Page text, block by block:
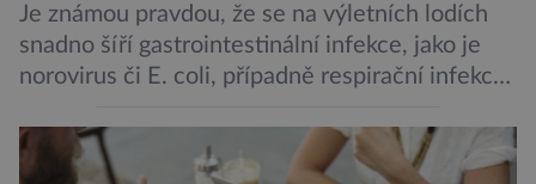
Je známou pravdou, že se na výletních lodích
snadno šíří gastrointestinální infekce, jako je
norovirus či E. coli, případně respirační infekce,
Ovšem slyšet o prvním ohnisku hantaviru na
výletní lodi bylo znepokojivé i pro odborníky.